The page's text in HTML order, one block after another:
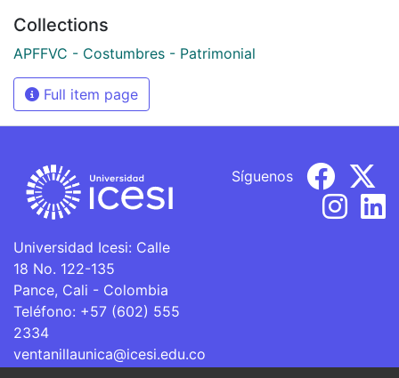
Collections
APFFVC - Costumbres - Patrimonial
Full item page
Universidad Icesi: Calle
18 No. 122-135
Pance, Cali - Colombia
Teléfono: +57 (602) 555
2334
ventanillaunica@icesi.edu.co
Síguenos